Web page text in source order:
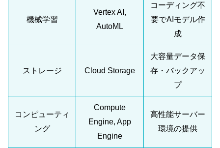
機械学習
Vertex AI,
AutoML
コーディング不
要でAIモデル作
成
ストレージ Cloud Storage
大容量データ保
存・バックアッ
プ
コンピューティ
ング
Compute
Engine, App
Engine
高性能サーバー
環境の提供